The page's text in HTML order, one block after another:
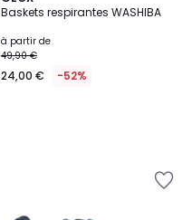
Baskets respirantes WASHIBA
à partir de
49,90 €
24,00 € -52%